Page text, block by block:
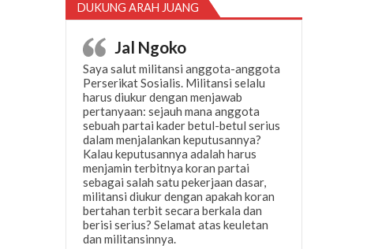
DUKUNG ARAH JUANG
Jal Ngoko
Saya salut militansi anggota-anggota
Perserikat Sosialis. Militansi selalu
harus diukur dengan menjawab
pertanyaan: sejauh mana anggota
sebuah partai kader betul-betul serius
dalam menjalankan keputusannya?
Kalau keputusannya adalah harus
menjamin terbitnya koran partai
sebagai salah satu pekerjaan dasar,
militansi diukur dengan apakah koran
bertahan terbit secara berkala dan
berisi serius? Selamat atas keuletan
dan militansinnya.